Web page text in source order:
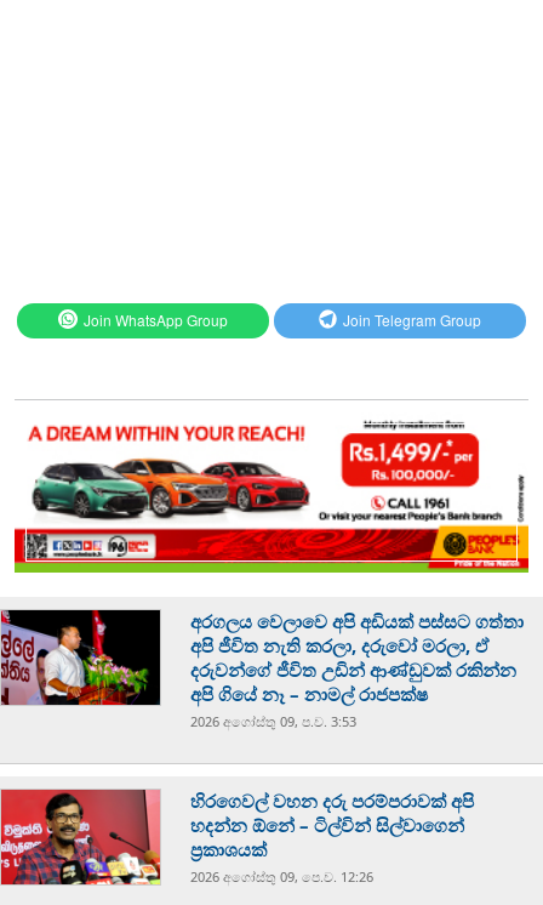
Join WhatsApp Group Join Telegram Group
අරගලය වෙලාවෙ අපි අඩියක් පස්සට ගත්තා
අපි ජීවිත නැති කරලා, දරුවෝ මරලා, ඒ
දරුවන්ගේ ජීවිත උඩින් ආණ්ඩුවක් රකින්න
අපි ගියේ නෑ – නාමල් රාජපක්ෂ
2026 අගෝස්‍තු 09, ප.ව. 3:53
හිරගෙවල් වහන දරු පරම්පරාවක් අපි
හදන්න ඕනේ – ටිල්වින් සිල්වාගෙන්
ප්‍රකාශයක්
2026 අගෝස්‍තු 09, පෙ.ව. 12:26